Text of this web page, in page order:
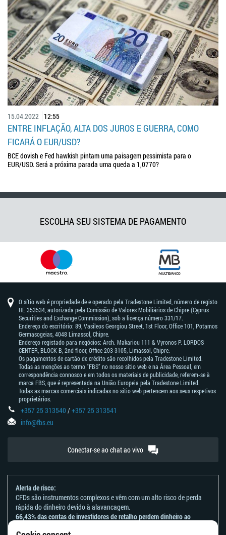
15.04.2022 12:55
ENTRE INFLAÇÃO, ALTA DOS JUROS E GUERRA, COMO
FICARÁ O EUR/USD?
BCE dovish e Fed hawkish pintam uma paisagem pessimista para o
EUR/USD. Será a próxima parada uma queda a 1,0770?
ESCOLHA SEU SISTEMA DE PAGAMENTO
O sítio web é propriedade de e operado pela Tradestone Limited, número de registo
HE 353534, autorizada pela Comissão de Valores Mobiliários de Chipre (Cyprus
Securities and Exchange Commission), sob a licença número 331/17.
Endereço do escritório: 89, Vasileos Georgiou Street, 1st Floor, Office 101, Potamos
Germasogeias, 4048 Limassol, Chipre.
Endereço registado para negócios: Arch. Makariou 111 & Vyronos Р. LORDOS
CENTER, BLOCK В, 2nd floor, Office 203 3105, Limassol, Chipre.
Os pagamentos de cartão de crédito são recolhidos pela Tradestone Limited.
Todas as menções ao termo “FBS” no nosso sítio web e na Área Pessoal, em
correspondência connosco e em todos os materiais de publicidade, referem-se à
marca FBS, que é representada na União Europeia pela Tradestone Limited.
Todas as marcas comerciais indicadas no sítio web pertencem aos seus respetivos
proprietários.
+357 25 313540/+357 25 313541
info@fbs.eu
Conectar-se ao chat ao vivo
Alerta de risco:
CFDs são instrumentos complexos e vêm com um alto risco de perda
rápida do dinheiro devido à alavancagem.
66,43% das contas de investidores de retalho perdem dinheiro ao